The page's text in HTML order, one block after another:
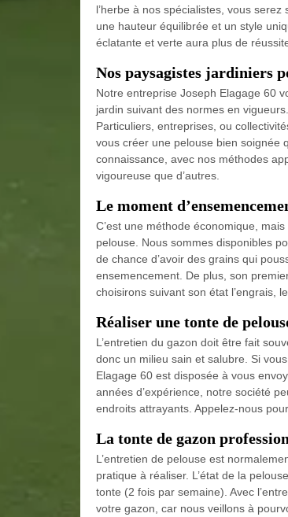
l’herbe à nos spécialistes, vous
une hauteur équilibrée et un style
éclatante et verte aura plus de
Nos paysagistes jardiniers
Notre entreprise Joseph Elagage 60
jardin suivant des normes en
Particuliers, entreprises, ou
vous créer une pelouse bien soignée
connaissance, avec nos méthodes
vigoureuse que d’autres.
Le moment
C’est une méthode économique,
pelouse. Nous sommes disponibles
de chance d’avoir des grains qui
ensemencement. De plus, son
choisirons suivant son état l’engrais,
Réaliser une tonte de
L’entretien du gazon doit être fait
donc un milieu sain et salubre. Si
Elagage 60 est disposée à vous
années d’expérience, notre société
endroits attrayants. Appelez-nous
La tonte de gazon
L’entretien de pelouse est
pratique à réaliser. L’état de la
tonte (2 fois par semaine). Avec
votre gazon, car nous veillons à